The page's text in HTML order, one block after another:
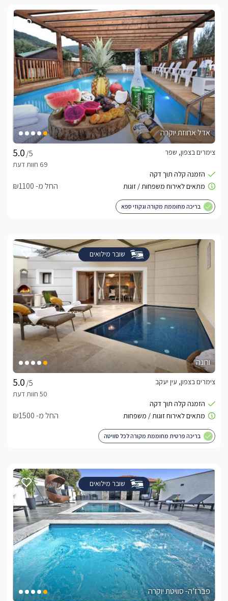
אדל אחוזת יוקרה
/5
צימרים בצפון, שפר
החל מ- ₪1100
בריכה מחוממת מקורה וגקוזי ספא
שובר מילואים
ורונה
/5
צימרים בצפון, עין יעקב
החל מ- ₪1500
בריכה פרטית מחוממת מקורה לכל סוויטה
שובר מילואים
פברז’ה- סוויטת יוקרה